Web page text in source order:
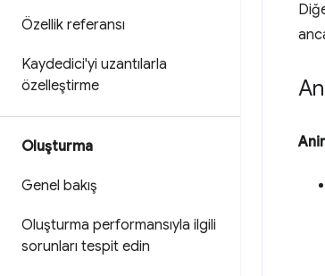
Özellik referansı
Kaydedici'yi uzantılarla
özelleştirme
Oluşturma
Genel bakış
Oluşturma performansıyla ilgili
sorunları tespit edin